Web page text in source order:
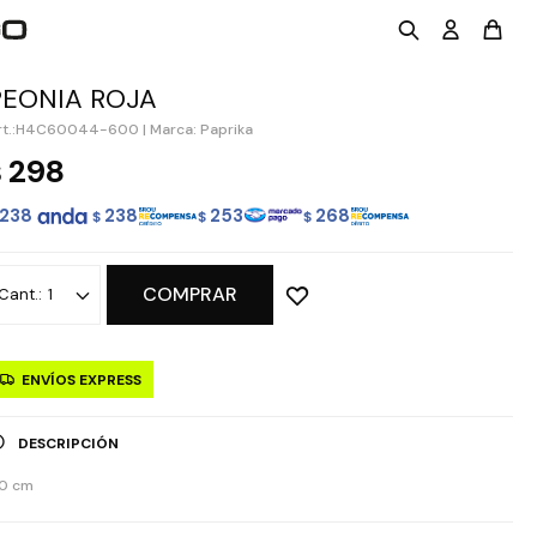
ROJA
H4C60044-600 | Marca: Paprika
298
238 $ 238 $ 253 $ 268
1 COMPRAR
ENVÍOS EXPRESS
DESCRIPCIÓN
cm